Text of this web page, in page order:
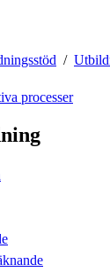
processer